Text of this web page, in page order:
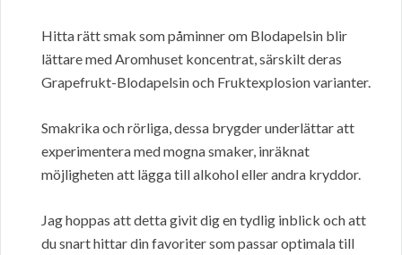
Hitta rätt smak som påminner om Blodapelsin blir
lättare med Aromhuset koncentrat, särskilt deras
Grapefrukt-Blodapelsin och Fruktexplosion varianter.
Smakrika och rörliga, dessa brygder underlättar att
experimentera med mogna smaker, inräknat
möjligheten att lägga till alkohol eller andra kryddor.
Jag hoppas att detta givit dig en tydlig inblick och att
du snart hittar din favoriter som passar optimala till